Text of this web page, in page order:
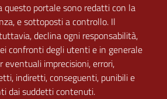
portale sono redatti con la
e sottoposti acontrollo. Il
declina ogni responsabilità,
confronti degli utenti e in generale
eventuali imprecisioni, errori,
indiretti, conseguenti, punibili e
dai suddetti contenuti.